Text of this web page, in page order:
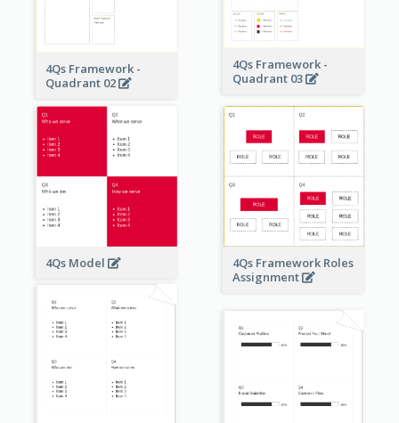
4Qs Framework -
Quadrant 02
4Qs Framework -
Quadrant 03
4Qs Model
4Qs Framework Roles
Assignment